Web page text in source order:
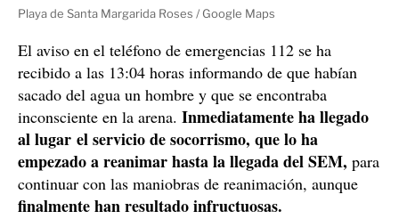
Playa de Santa Margarida Roses / Google Maps
El aviso en el teléfono de emergencias 112 se ha
recibido a las 13:04 horas informando de que habían
sacado del agua un hombre y que se encontraba
inconsciente en la arena. Inmediatamente ha llegado
al lugar el servicio de socorrismo, que lo ha
empezado a reanimar hasta la llegada del SEM, para
continuar con las maniobras de reanimación, aunque
finalmente han resultado infructuosas.